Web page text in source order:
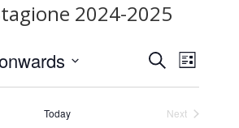
2024-2025
Events
Search
Search
Elenco
Today
Next